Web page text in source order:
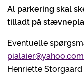
Al parkering skal
tilladt på
Eventuelle
pialaier@yahoo.com
Henriette